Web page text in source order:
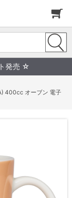
発売 ☆
400cc オーブン 電子